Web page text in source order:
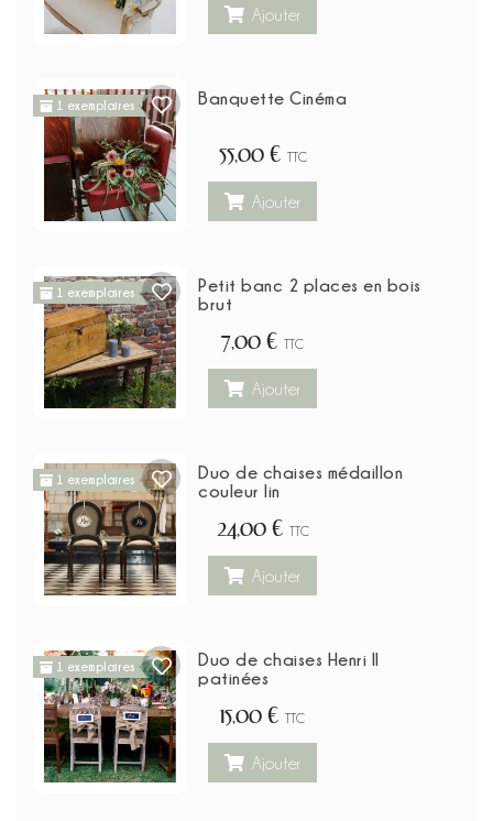
Ajouter
1 exemplaires Banquette Cinéma
55,00 € TTC
Ajouter
1 exemplaires
Petit banc 2 places en bois
brut
7,00 € TTC
Ajouter
1 exemplaires
Duo de chaises médaillon
couleur lin
24,00 € TTC
Ajouter
1 exemplaires
Duo de chaises Henri II
patinées
15,00 € TTC
Ajouter